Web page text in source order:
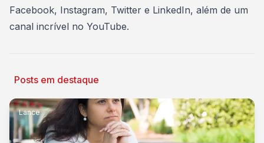
Facebook, Instagram, Twitter e LinkedIn, além de um
canal incrível no YouTube.
Posts em destaque
Lance